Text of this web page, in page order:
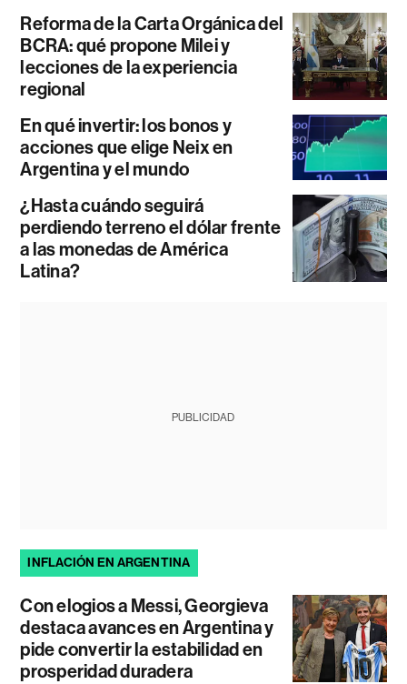
Reforma de la Carta Orgánica del
BCRA: qué propone Milei y
lecciones de la experiencia
regional
En qué invertir: los bonos y
acciones que elige Neix en
Argentina y el mundo
¿Hasta cuándo seguirá
perdiendo terreno el dólar frente
a las monedas de América
Latina?
PUBLICIDAD
INFLACIÓN EN ARGENTINA
Con elogios a Messi, Georgieva
destaca avances en Argentina y
pide convertir la estabilidad en
prosperidad duradera